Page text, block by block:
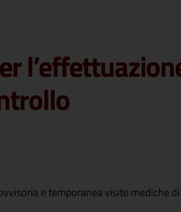
e temporanea visite mediche